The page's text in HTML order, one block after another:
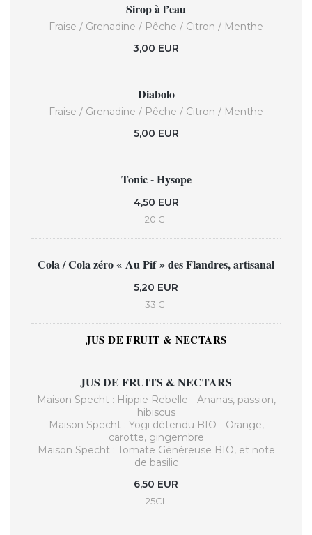
Sirop à l’eau
Fraise / Grenadine / Pêche / Citron / Menthe
3,00 EUR
Diabolo
Fraise / Grenadine / Pêche / Citron / Menthe
5,00 EUR
Tonic - Hysope
4,50 EUR
20 Cl
Cola / Cola zéro « Au Pif » des Flandres, artisanal
5,20 EUR
33 Cl
JUS DE FRUIT & NECTARS
JUS DE FRUITS & NECTARS
Maison Specht : Hippie Rebelle - Ananas, passion,
hibiscus
Maison Specht : Yogi détendu BIO - Orange,
carotte, gingembre
Maison Specht : Tomate Généreuse BIO, et note
de basilic
6,50 EUR
25CL